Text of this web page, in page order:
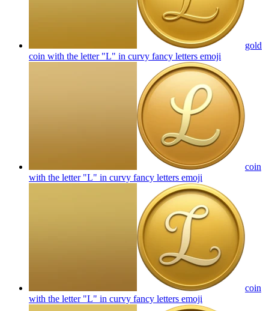
gold
coin with the letter "L" in curvy fancy letters emoji
coin
with the letter "L" in curvy fancy letters emoji
coin
with the letter "L" in curvy fancy letters emoji